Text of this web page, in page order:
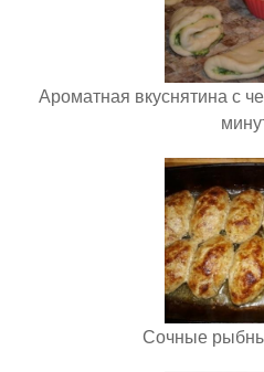
Ароматная вкуснятина с
Сочные